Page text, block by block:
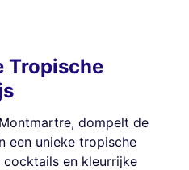
Tropische
dompelt de
een unieke tropische
en kleurrijke